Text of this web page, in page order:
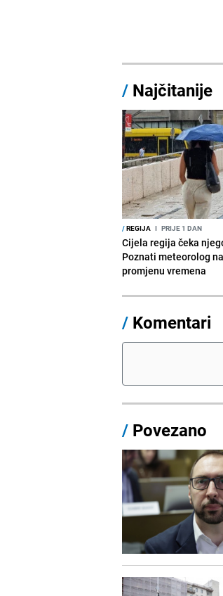
/ Najčitanije
/REGIJA I PRIJE 1 DAN
Cijela regija čeka
Poznati meteorolog
promjenu vremena
/ Komentari
/ Povezano